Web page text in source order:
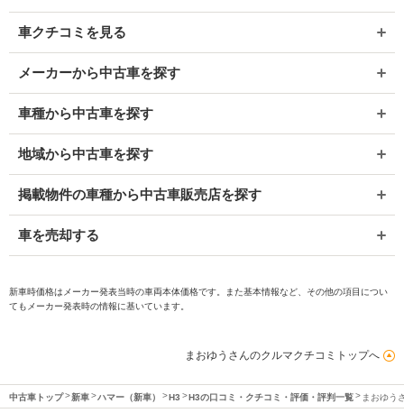
車クチコミを見る
メーカーから中古車を探す
車種から中古車を探す
地域から中古車を探す
掲載物件の車種から中古車販売店を探す
車を売却する
新車時価格はメーカー発表当時の車両本体価格です。また基本情報など、その他の項目につい
てもメーカー発表時の情報に基いています。
まおゆうさんのクルマクチコミトップへ
中古車トップ 新車 ハマー（新車） H3 H3の口コミ・クチコミ・評価・評判一覧 まおゆう